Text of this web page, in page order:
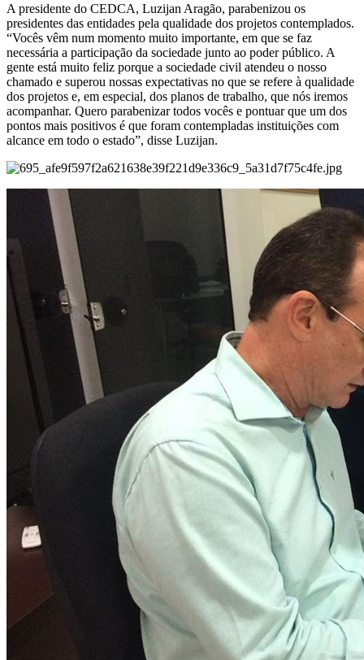
A presidente do CEDCA, Luzijan Aragão, parabenizou os
presidentes das entidades pela qualidade dos projetos contemplados.
“Vocês vêm num momento muito importante, em que se faz
necessária a participação da sociedade junto ao poder público. A
gente está muito feliz porque a sociedade civil atendeu o nosso
chamado e superou nossas expectativas no que se refere à qualidade
dos projetos e, em especial, dos planos de trabalho, que nós iremos
acompanhar. Quero parabenizar todos vocês e pontuar que um dos
pontos mais positivos é que foram contempladas instituições com
alcance em todo o estado”, disse Luzijan.